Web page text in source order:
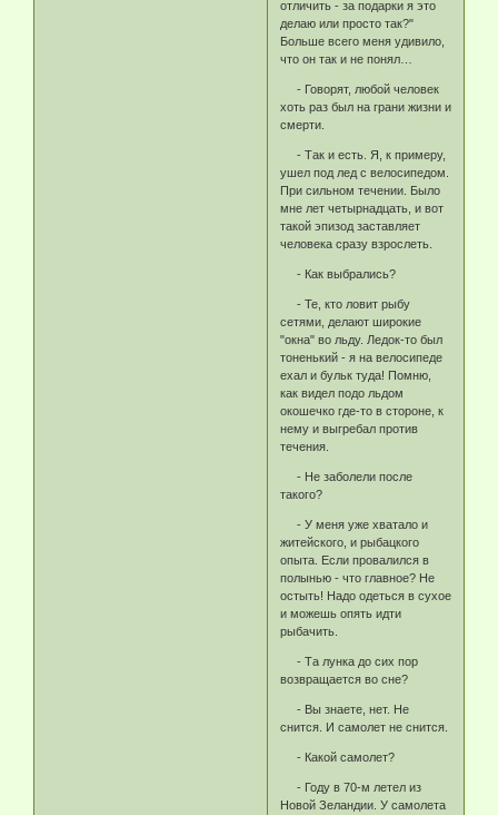
отличить - за подарки я это
делаю или просто так?"
Больше всего меня удивило,
что он так и не понял…
- Говорят, любой человек
хоть раз был на грани жизни и
смерти.
- Так и есть. Я, к примеру,
ушел под лед с велосипедом.
При сильном течении. Было
мне лет четырнадцать, и вот
такой эпизод заставляет
человека сразу взрослеть.
- Как выбрались?
- Те, кто ловит рыбу
сетями, делают широкие
"окна" во льду. Ледок-то был
тоненький - я на велосипеде
ехал и бульк туда! Помню,
как видел подо льдом
окошечко где-то в стороне, к
нему и выгребал против
течения.
- Не заболели после
такого?
- У меня уже хватало и
житейского, и рыбацкого
опыта. Если провалился в
полынью - что главное? Не
остыть! Надо одеться в сухое
и можешь опять идти
рыбачить.
- Та лунка до сих пор
возвращается во сне?
- Вы знаете, нет. Не
снится. И самолет не снится.
- Какой самолет?
- Году в 70-м летел из
Новой Зеландии. У самолета